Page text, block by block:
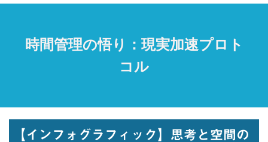
時間管理の悟り：現実加速プロト
コル
【インフォグラフィック】思考と空間の